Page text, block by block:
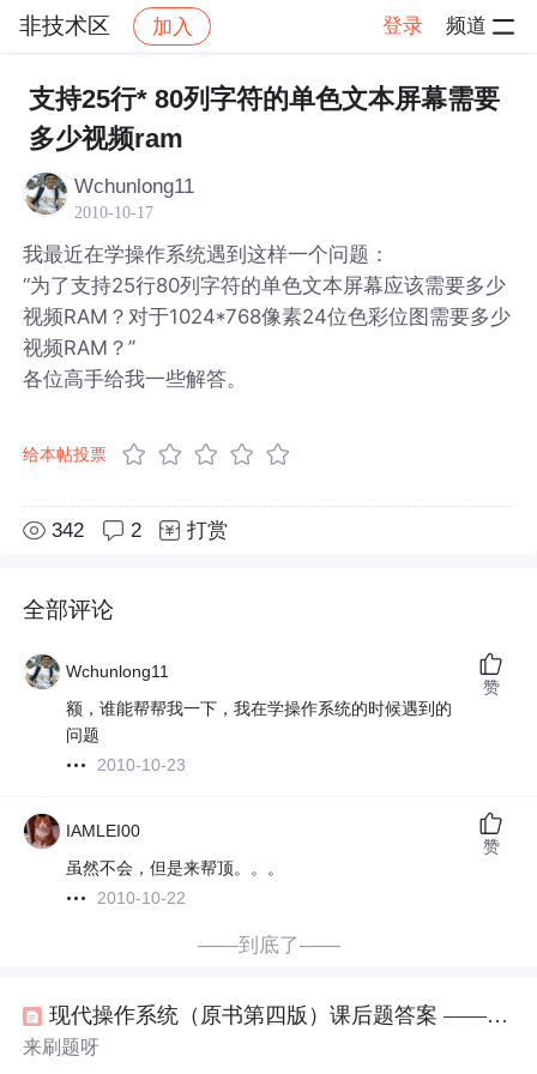
非技术区 加入 登录 频道
社区 非技术区 帖子详情
支持25行* 80列字符的单色文本屏幕需要
多少视频ram
Wchunlong11
2010-10-17
我最近在学操作系统遇到这样一个问题：
“为了支持25行80列字符的单色文本屏幕应该需要多少
视频RAM？对于1024*768像素24位色彩位图需要多少
视频RAM？”
各位高手给我一些解答。
给本帖投票
342 2 打赏
全部评论
Wchunlong11
额，谁能帮帮我一下，我在学操作系统的时候遇到的
问题
2010-10-23
赞
IAMLEI00
虽然不会，但是来帮顶。。。
2010-10-22
赞
——到底了——
现代操作系统（原书第四版）课后题答案 —— 第一章 引论
来刷题呀